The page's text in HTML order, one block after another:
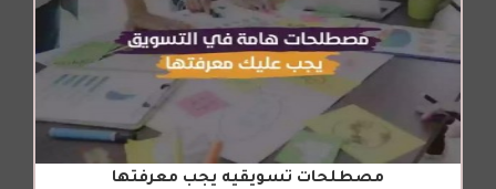
مصطلحات تسويقيه يجب معرفتها